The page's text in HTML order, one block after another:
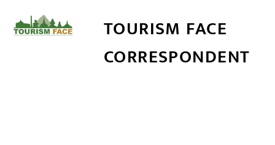
TOURISM FACE
CORRESPONDENT